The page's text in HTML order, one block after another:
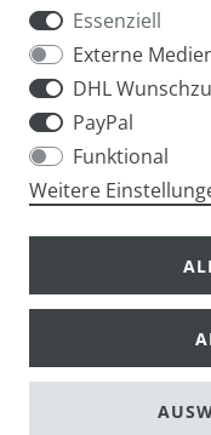
Impressum
©
Essenziell
Externe
DHL
PayPal
Funktional
Weitere